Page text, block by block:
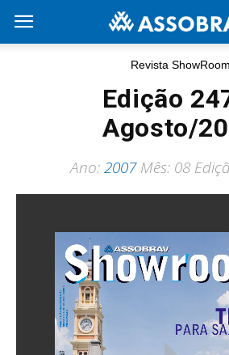
Revista ShowRoom
Edição
Agosto/
Ano:2007Mês: 08